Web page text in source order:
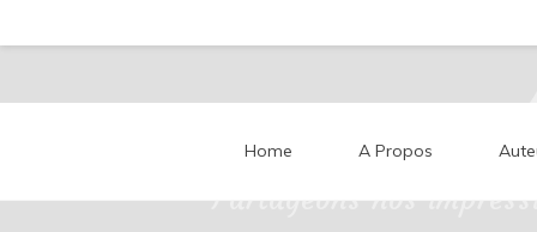
Partageons nos
Home A Propos